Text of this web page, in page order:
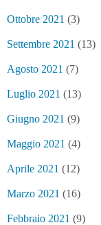
Ottobre 2021 (3)
Settembre 2021 (13)
Agosto 2021 (7)
Luglio 2021 (13)
Giugno 2021 (9)
Maggio 2021 (4)
Aprile 2021 (12)
Marzo 2021 (16)
Febbraio 2021 (9)